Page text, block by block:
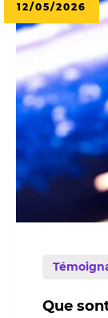
12/05/2026
Que